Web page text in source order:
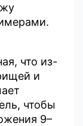
что из-
и
чтобы
9–